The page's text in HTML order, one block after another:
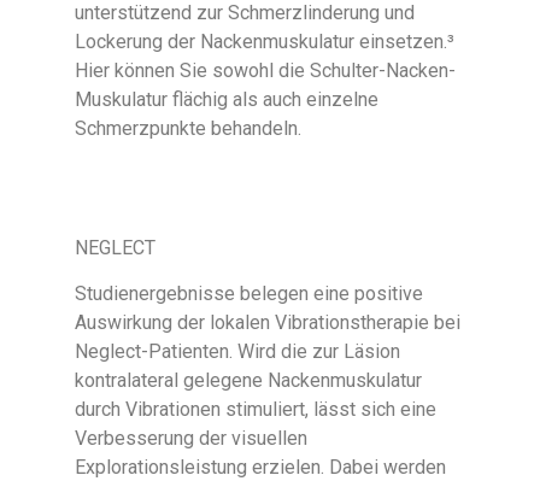
unterstützend zur Schmerzlinderung und
Lockerung der Nackenmuskulatur einsetzen.³
Hier können Sie sowohl die Schulter-Nacken-
Muskulatur flächig als auch einzelne
Schmerzpunkte behandeln.
NEGLECT
Studienergebnisse belegen eine positive
Auswirkung der lokalen Vibrationstherapie bei
Neglect-Patienten. Wird die zur Läsion
kontralateral gelegene Nackenmuskulatur
durch Vibrationen stimuliert, lässt sich eine
Verbesserung der visuellen
Explorationsleistung erzielen. Dabei werden